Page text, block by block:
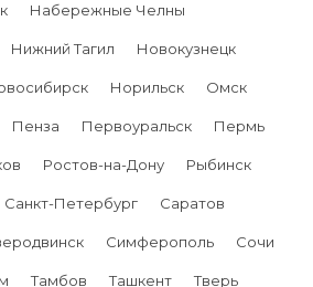
Набережные Челны
Нижний Тагил Новокузнецк
Норильск Омск
Пенза Первоуральск Пермь
Ростов-на-Дону Рыбинск
Санкт-Петербург Саратов
Симферополь Сочи
Тамбов Ташкент Тверь